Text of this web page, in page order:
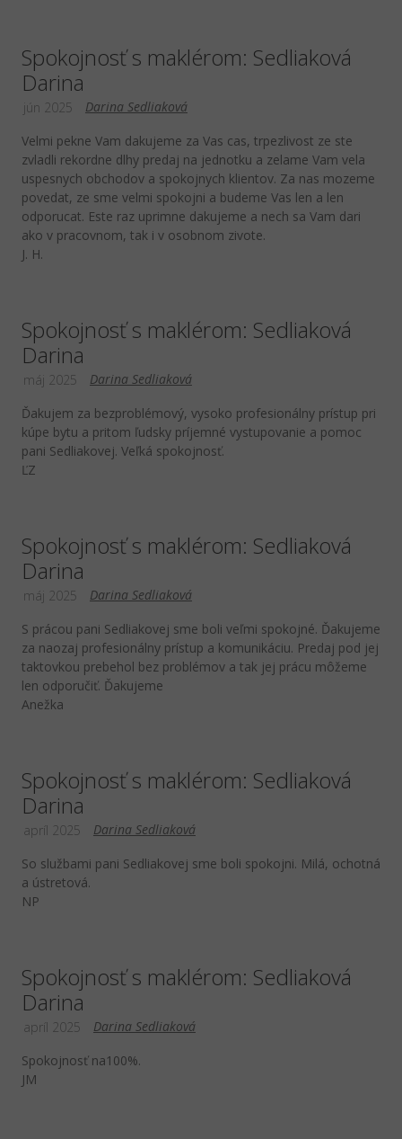
Spokojnosť s maklérom: Sedliaková
Darina
Darina Sedliaková
jún 2025
Velmi pekne Vam dakujeme za Vas cas, trpezlivost ze ste
zvladli rekordne dlhy predaj na jednotku a zelame Vam vela
uspesnych obchodov a spokojnych klientov. Za nas mozeme
povedat, ze sme velmi spokojni a budeme Vas len a len
odporucat. Este raz uprimne dakujeme a nech sa Vam dari
ako v pracovnom, tak i v osobnom zivote.
J. H.
Spokojnosť s maklérom: Sedliaková
Darina
Darina Sedliaková
máj 2025
Ďakujem za bezproblémový, vysoko profesionálny prístup pri
kúpe bytu a pritom ľudsky príjemné vystupovanie a pomoc
pani Sedliakovej. Veľká spokojnosť.
ĽZ
Spokojnosť s maklérom: Sedliaková
Darina
Darina Sedliaková
máj 2025
S prácou pani Sedliakovej sme boli veľmi spokojné. Ďakujeme
za naozaj profesionálny prístup a komunikáciu. Predaj pod jej
taktovkou prebehol bez problémov a tak jej prácu môžeme
len odporučiť. Ďakujeme
Anežka
Spokojnosť s maklérom: Sedliaková
Darina
Darina Sedliaková
apríl 2025
So službami pani Sedliakovej sme boli spokojni. Milá, ochotná
a ústretová.
NP
Spokojnosť s maklérom: Sedliaková
Darina
Darina Sedliaková
apríl 2025
Spokojnosť na100%.
JM